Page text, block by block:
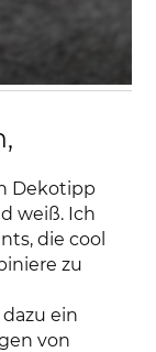
Dekotipp
weiß. Ich
die cool
zu
ein
von